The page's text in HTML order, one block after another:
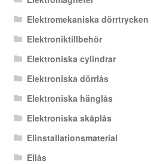
Elektromekaniska dörrtrycken
Elektroniktillbehör
Elektroniska cylindrar
Elektroniska dörrlås
Elektroniska hänglås
Elektroniska skåplås
Elinstallationsmaterial
Ellås